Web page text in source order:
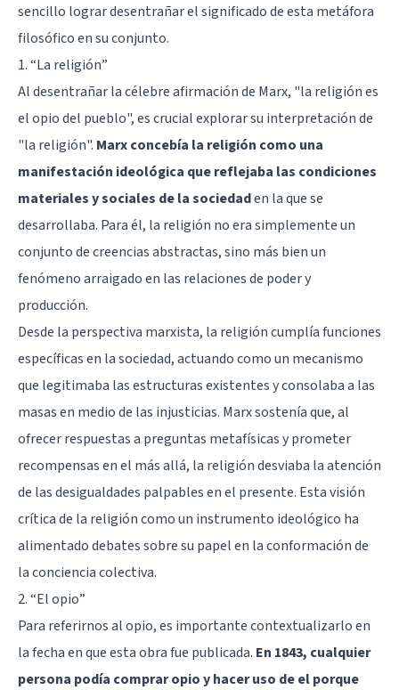
sencillo lograr desentrañar el significado de esta metáfora
filosófico en su conjunto.
1. “La religión”
Al desentrañar la célebre afirmación de Marx, "la religión es
el opio del pueblo", es crucial explorar su interpretación de
"la religión". Marx concebía la religión como una
manifestación ideológica que reflejaba las condiciones
materiales y sociales de la sociedaden la que se
desarrollaba. Para él, la religión no era simplemente un
conjunto de creencias abstractas, sino más bien un
fenómeno arraigado en las relaciones de poder y
producción.
Desde la perspectiva marxista, la religión cumplía funciones
específicas en la sociedad, actuando como un mecanismo
que legitimaba las estructuras existentes y consolaba a las
masas en medio de las injusticias. Marx sostenía que, al
ofrecer respuestas a preguntas metafísicas y prometer
recompensas en el más allá, la religión desviaba la atención
de las desigualdades palpables en el presente. Esta visión
crítica de la religión como un instrumento ideológico ha
alimentado debates sobre su papel en la conformación de
la conciencia colectiva.
2. “El opio”
Para referirnos al opio, es importante contextualizarlo en
la fecha en que esta obra fue publicada. En 1843, cualquier
persona podía comprar opio y hacer uso de el porque